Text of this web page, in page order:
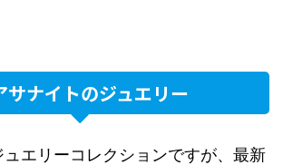
サナイトのジュエリー
ュエリーコレクションですが、最新